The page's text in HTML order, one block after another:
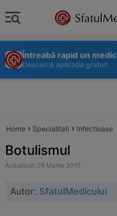
Întreabă rapid un medic
Descarcă aplicația gratuit
Home › Specialitati › Infectioase
Botulismul
Actualizat: 08 Martie 2010
Autor: SfatulMedicului